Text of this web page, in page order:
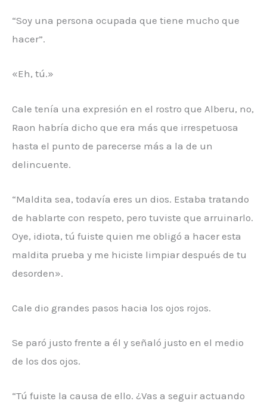
“Soy una persona ocupada que tiene mucho que
hacer”.
«Eh, tú.»
Cale tenía una expresión en el rostro que Alberu, no,
Raon habría dicho que era más que irrespetuosa
hasta el punto de parecerse más a la de un
delincuente.
“Maldita sea, todavía eres un dios. Estaba tratando
de hablarte con respeto, pero tuviste que arruinarlo.
Oye, idiota, tú fuiste quien me obligó a hacer esta
maldita prueba y me hiciste limpiar después de tu
desorden».
Cale dio grandes pasos hacia los ojos rojos.
Se paró justo frente a él y señaló justo en el medio
de los dos ojos.
“Tú fuiste la causa de ello. ¿Vas a seguir actuando